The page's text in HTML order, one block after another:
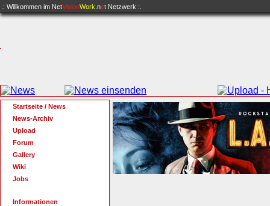
.: Willkommen im NetVisionWork .netNetzwerk :.
Startseite / News
News-Archiv
Upload
Forum
Gallery
Wiki
Jobs
Informationen